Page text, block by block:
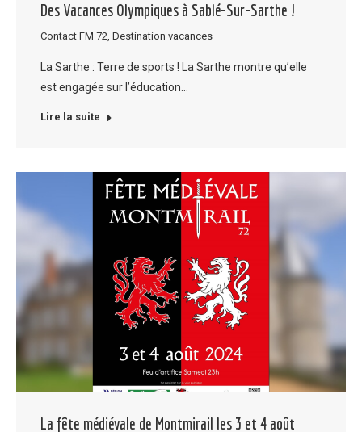
Des Vacances Olympiques à Sablé-Sur-Sarthe !
Contact FM 72 Destination vacances
La Sarthe : Terre de sports ! La Sarthe montre qu’elle
est engagée sur l’éducation…
Lire la suite
La fête médiévale de Montmirail les 3 et 4 août